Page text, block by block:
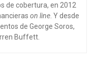
de cobertura, en 2012
on line. Y desde
de George Soros,
Buffett.